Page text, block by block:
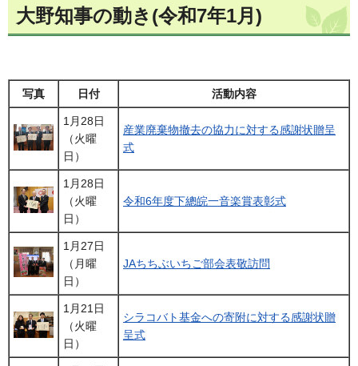
大野知事の動き(令和7年1月)
写真 日付 活動内容
1月28日
（火曜
日）
産業廃棄物撤去の協力に対する感謝状贈呈
式
1月28日
（火曜
日）
令和6年度下總皖一音楽賞表彰式
1月27日
（月曜
日）
JAちちぶいちご部会表敬訪問
1月21日
（火曜
日）
シラコバト基金への寄附に対する感謝状贈
呈式